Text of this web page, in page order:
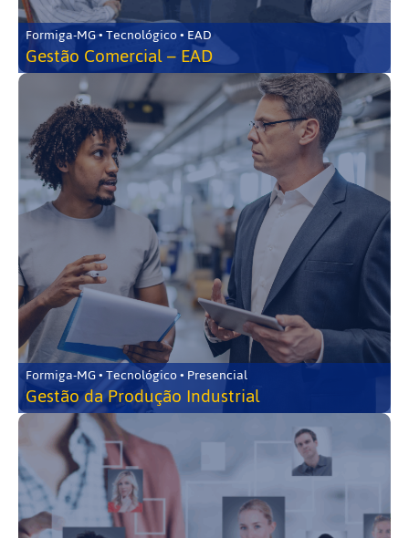
Formiga-MG • Tecnológico • EAD
Gestão Comercial – EAD
Formiga-MG • Tecnológico • Presencial
Gestão da Produção Industrial